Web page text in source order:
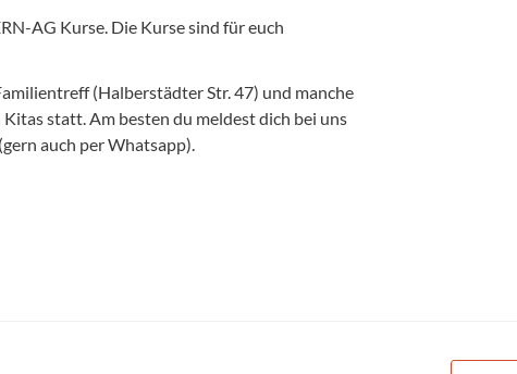
AG Kurse. Die Kurse sind für euch
(Halberstädter Str. 47) und manche
statt. Am besten du meldest dich bei uns
auch per Whatsapp).